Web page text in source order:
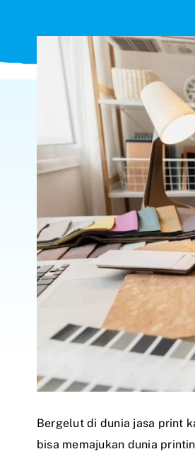
Bergelut di dunia jasa print
bisa memajukan dunia